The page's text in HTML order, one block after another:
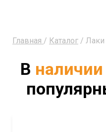
Главная / Каталог / Лаки
В